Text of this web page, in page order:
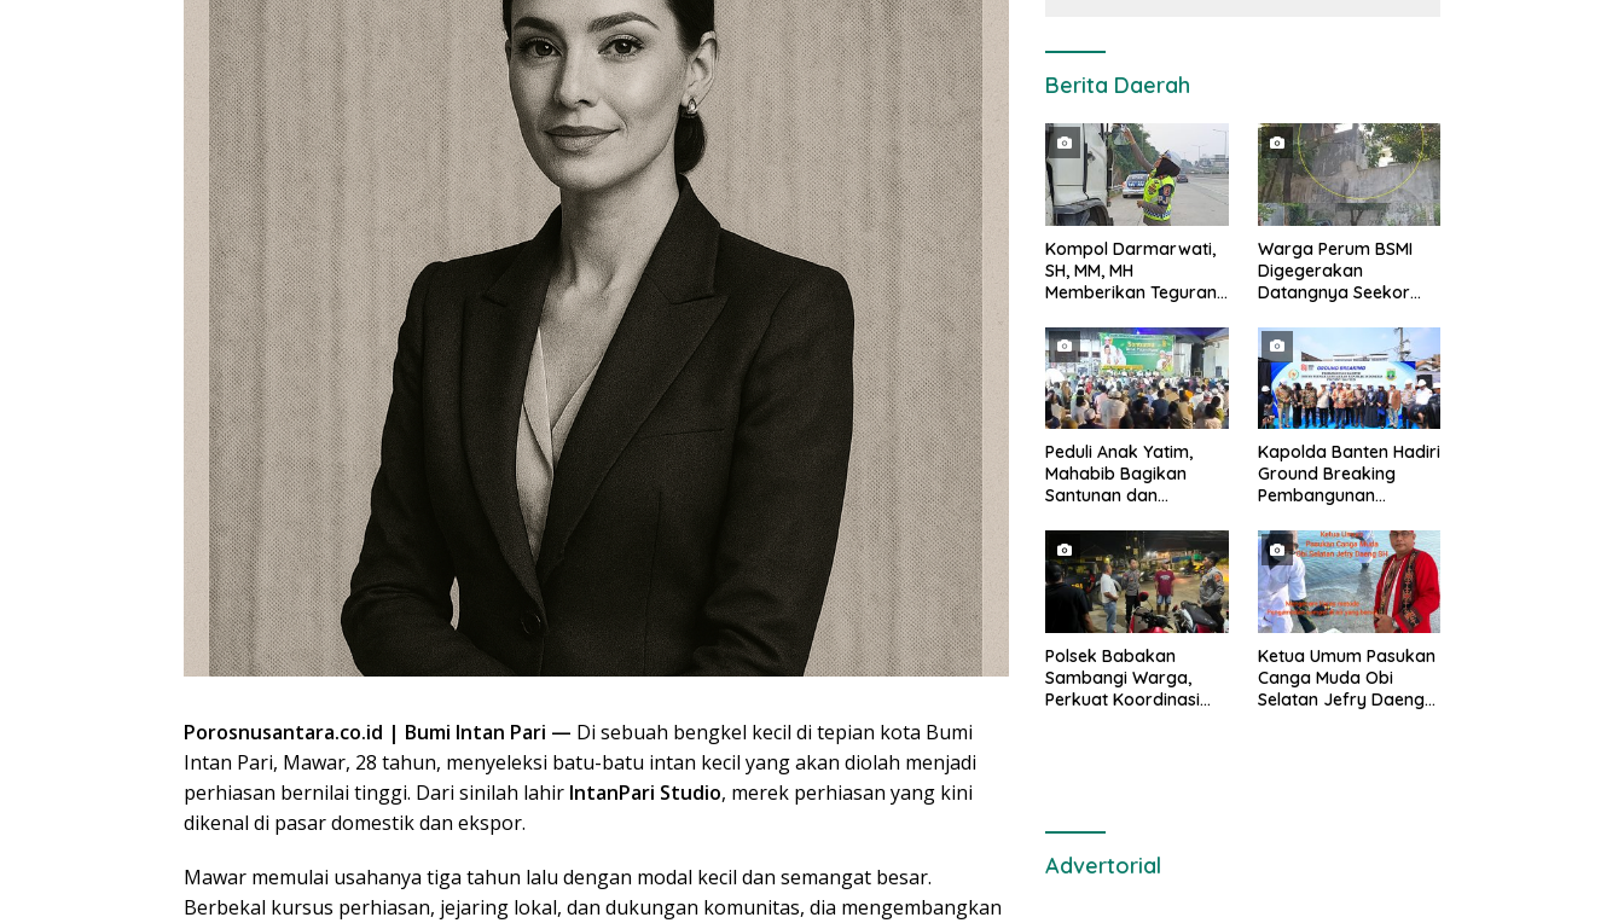
Porosnusantara.co.id | Bumi Intan Pari — Di sebuah bengkel kecil di tepian kota Bumi
Intan Pari, Mawar, 28 tahun, menyeleksi batu-batu intan kecil yang akan diolah menjadi
perhiasan bernilai tinggi. Dari sinilah lahir IntanPari Studio, merek perhiasan yang kini
dikenal di pasar domestik dan ekspor.
Mawar memulai usahanya tiga tahun lalu dengan modal kecil dan semangat besar.
Berbekal kursus perhiasan, jejaring lokal, dan dukungan komunitas, dia mengembangkan
Berita Daerah
Kompol Darmarwati,
SH, MM, MH
Memberikan Teguran
yang Parkir Dibahu
Jalan di Tol CSI
Tanggerang Kota
Warga Perum BSMI
Digegerakan
Datangnya Seekor
Pemukiman
Peduli Anak Yatim,
Mahabib Bagikan
Santunan dan
Anak di Segarajaya
Kapolda Banten Hadiri
Ground Breaking
Pembangunan
di Ibu Kota Provinsi
Banten
Polsek Babakan
Sambangi Warga,
Perkuat Koordinasi
Ketua Umum Pasukan
Canga Muda Obi
Selatan Jefry Daeng
Advertorial